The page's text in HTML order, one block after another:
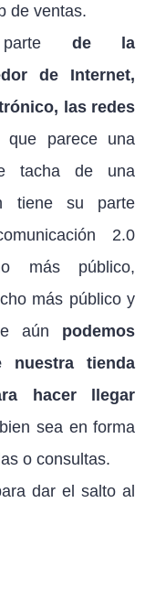
de ventas.
de la
de Internet,
las redes
que parece una
tacha de una
tiene su parte
2.0
más público,
más público y
aún podemos
tienda
hacer llegar
bien sea en forma
o consultas.
dar el salto al